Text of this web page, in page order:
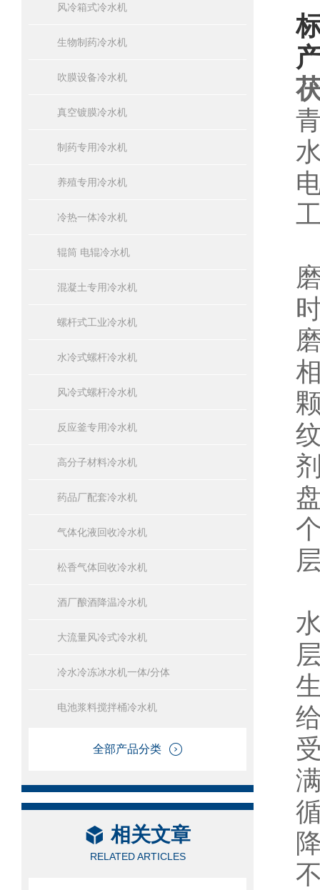
风冷箱式冷水机
生物制药冷水机
吹膜设备冷水机
真空镀膜冷水机
制药专用冷水机
养殖专用冷水机
冷热一体冷水机
辊筒 电辊冷水机
混凝土专用冷水机
螺杆式工业冷水机
水冷式螺杆冷水机
风冷式螺杆冷水机
反应釜专用冷水机
高分子材料冷水机
药品厂配套冷水机
气体化液回收冷水机
松香气体回收冷水机
酒厂酿酒降温冷水机
大流量风冷式冷水机
冷水冷冻冰水机一体/分体
电池浆料搅拌桶冷水机
全部产品分类
相关文章
RELATED ARTICLES